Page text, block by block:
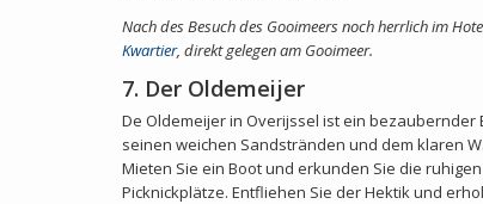
Nach des Besuch des Gooimeers noch herrlich im
Kwartier, direkt gelegen am Gooimeer.
7. Der Oldemeijer
De Oldemeijer in Overijssel ist ein
seinen weichen Sandstränden und dem klaren
Mieten Sie ein Boot und erkunden Sie die
Picknickplätze. Entfliehen Sie der Hektik und